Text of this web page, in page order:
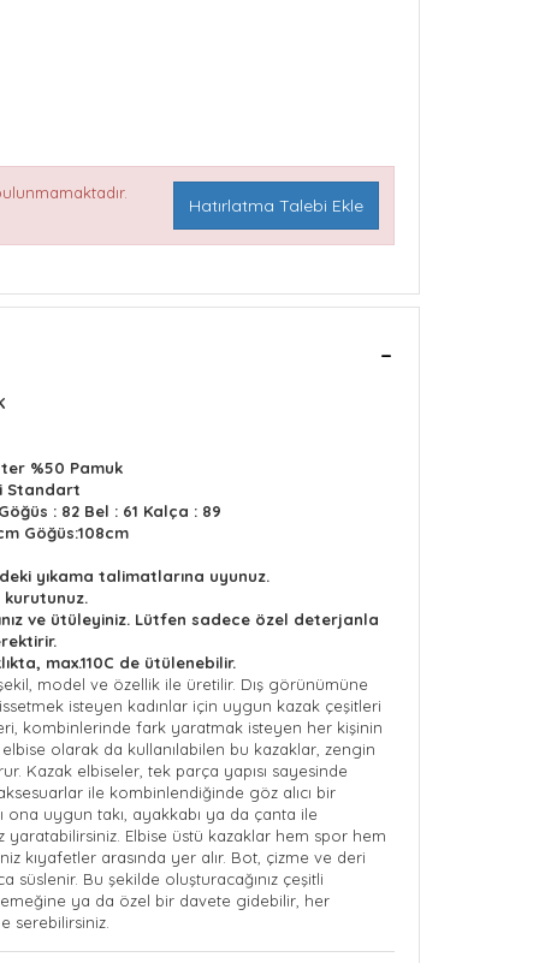
Hatırlatma Talebi Ekle
%50 Pamuk
Standart
: 82 Bel : 61 Kalça : 89
Göğüs:108cm
yıkama talimatlarına uyunuz.
ve ütüleyiniz. Lütfen sadece özel deterjanla
max.110C de ütülenebilir.
model ve özellik ile üretilir. Dış görünümüne
isteyen kadınlar için uygun kazak çeşitleri
kombinlerinde fark yaratmak isteyen her kişinin
olarak da kullanılabilen bu kazaklar, zengin
Kazak elbiseler, tek parça yapısı sayesinde
ile kombinlendiğinde göz alıcı bir
ona uygun takı, ayakkabı ya da çanta ile
Elbise üstü kazaklar hem spor hem
kıyafetler arasında yer alır. Bot, çizme ve deri
süslenir. Bu şekilde oluşturacağınız çeşitli
ya da özel bir davete gidebilir, her
serebilirsiniz.